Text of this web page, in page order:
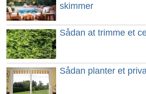
skimmer
Sådan at trimme et
Sådan planter et